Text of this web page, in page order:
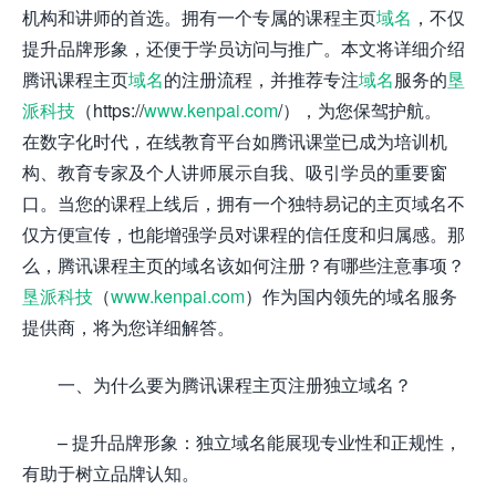
机构和讲师的首选。拥有一个专属的课程主页域名 ，不仅
提升品牌形象，还便于学员访问与推广。本文将详细介绍
腾讯课程主页域名的注册流程，并推荐专注域名服务的垦
派科技 （https://www.kenpai.com/），为您保驾护航。
在数字化时代，在线教育平台如腾讯课堂已成为培训机
构、教育专家及个人讲师展示自我、吸引学员的重要窗
口。当您的课程上线后，拥有一个独特易记的主页域名不
仅方便宣传，也能增强学员对课程的信任度和归属感。那
么，腾讯课程主页的域名该如何注册？有哪些注意事项？
垦派科技 （www.kenpai.com）作为国内领先的域名服务
提供商，将为您详细解答。
一、为什么要为腾讯课程主页注册独立域名？
– 提升品牌形象：独立域名能展现专业性和正规性，
有助于树立品牌认知。